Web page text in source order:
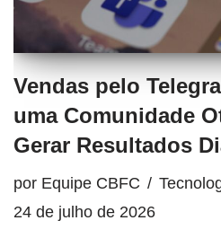
Vendas pelo
uma Comunidade
Gerar Resultados
por Equipe CBFC
24 de julho de 2026